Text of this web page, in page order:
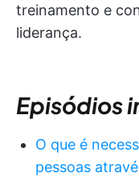
treinamento e
liderança.
Episódios
O que é
pessoas